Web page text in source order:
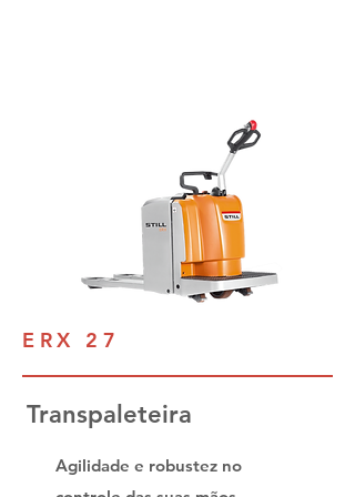
ERX 27
Transpaleteira
Agilidade e robustez no